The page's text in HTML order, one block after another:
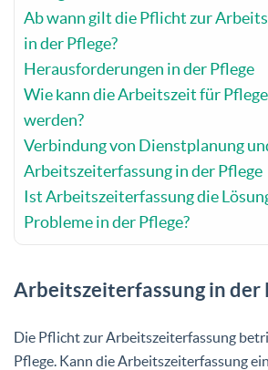
Ab wann gilt die Pflicht zur
in der Pflege?
Herausforderungen in der Pflege
Wie kann die Arbeitszeit für
werden?
Verbindung von Dienstplanung
Arbeitszeiterfassung in der Pflege
Ist Arbeitszeiterfassung die
Probleme in der Pflege?
Arbeitszeiterfassung in der
Die Pflicht zur Arbeitszeiterfassung
Pflege. Kann die Arbeitszeiterfassung